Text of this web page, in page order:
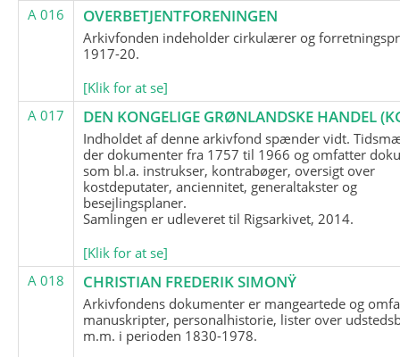
A 016 OVERBETJENTFORENINGEN
Arkivfonden indeholder cirkulærer og
1917-20.
[Klik for at se]
A 017
DEN KONGELIGE GRØNLANDSKE HANDEL
Indholdet af denne arkivfond spænder vidt.
der dokumenter fra 1757 til 1966 og omfatter
som bl.a. instrukser, kontrabøger, oversigt over
kostdeputater, anciennitet, generaltakster og
besejlingsplaner.
Samlingen er udleveret til Rigsarkivet, 2014.
[Klik for at se]
A 018
CHRISTIAN FREDERIK SIMONŸ
Arkivfondens dokumenter er mangeartede og
manuskripter, personalhistorie, lister over
m.m. i perioden 1830-1978.